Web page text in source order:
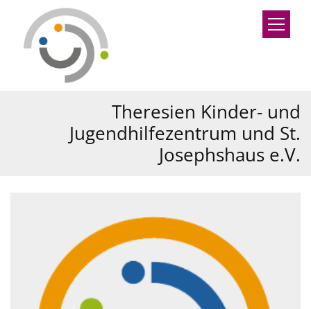
Zum Inhalt springen
Theresien Kinder- und
Jugendhilfezentrum und St.
Josephshaus e.V.